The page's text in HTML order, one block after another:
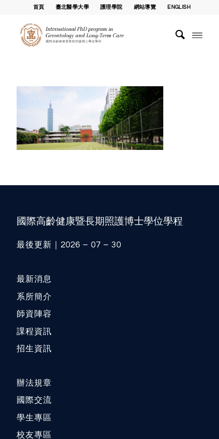
首頁 臺北醫學大學 護理學院 網站導覽 ENGLISH
國際高齡健康暨長期照護博士學位學程
最後更新｜2026 – 07 – 30
最新消息
系所簡介
師資陣容
課程資訊
招生資訊
辦法規章
國際交流
學生專區
校友專區